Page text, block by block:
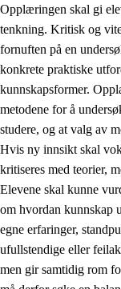
1.
1.1
1.2 Identitet og
1.3 Kritisk
1.4
1.5 Respekt for
1.6 Demokrati
Opplæringen skal gi
tenkning. Kritisk og
fornuften på en
konkrete praktiske
kunnskapsformer.
metodene for å
studere, og at valg av
Hvis ny innsikt skal
kritiseres med teorier,
Elevene skal kunne
om hvordan kunnskap
egne erfaringer,
ufullstendige eller
men gir samtidig rom